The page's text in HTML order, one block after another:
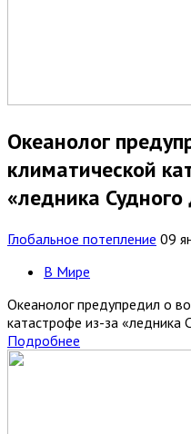
Океанолог
климатической
«ледника Судного
Глобальное потепление 09
В Мире
Океанолог предупредил о
катастрофе из-за «ледника
Подробнее